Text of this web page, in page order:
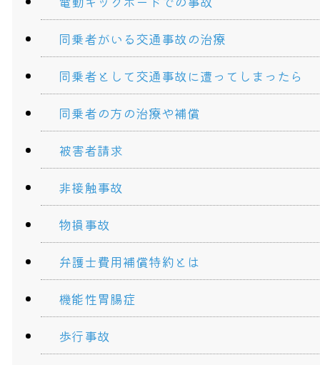
同乗者がいる交通事故の治療
同乗者として交通事故に遭ってしまったら
同乗者の方の治療や補償
被害者請求
非接触事故
物損事故
弁護士費用補償特約とは
機能性胃腸症
歩行事故